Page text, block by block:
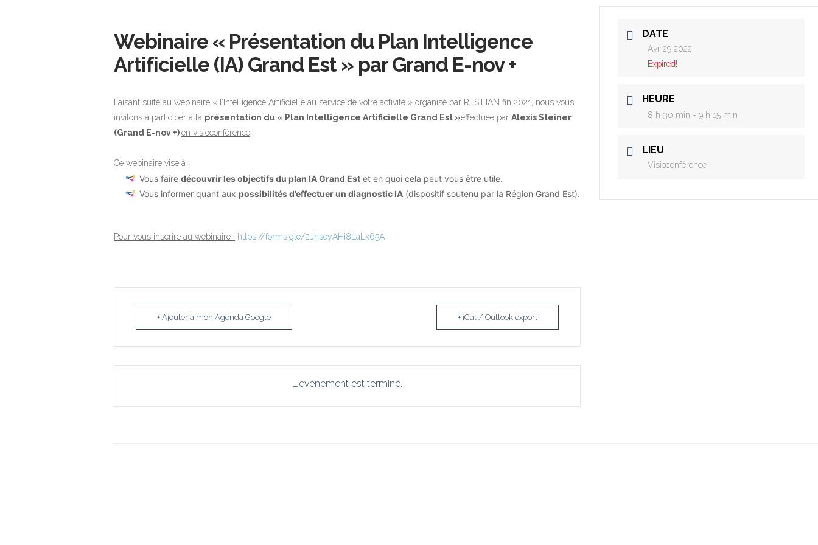
Webinaire « Présentation du Plan Intelligence
Artificielle (IA) Grand Est » par Grand E-nov +
Faisant suite au webinaire « l’Intelligence Artificielle au service de votre activité » organisé par RESILIAN fin 2021, nous vous
invitons à participer à la présentation du « Plan Intelligence Artificielle Grand Est »effectuée par Alexis Steiner
(Grand E-nov +)en visioconférence
Ce webinaire vise à :
Vous faire découvrir les objectifs du plan IA Grand Est et en quoi cela peut vous être utile.
Vous informer quant aux possibilités d’effectuer un diagnostic IA (dispositif soutenu par la Région Grand Est).
Pour vous inscrire au webinaire : https://forms.gle/2JhseyAHi8LaLx65A
+ Ajouter à mon Agenda Google + iCal / Outlook export
L'événement est terminé.
DATE
Avr 29 2022
Expired!
HEURE
8 h 30 min - 9 h 15 min
LIEU
Visioconférence